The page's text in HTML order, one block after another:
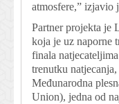
atmosfere,”
Partner projekta je
koja je uz naporne
finala
trenutku
Međunarodna
Union), jedna od